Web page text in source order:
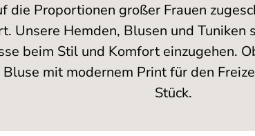
die Proportionen großer Frauen
Unsere Hemden, Blusen und
beim Stil und Komfort einzugehen.
mit modernem Print für den
Stück.